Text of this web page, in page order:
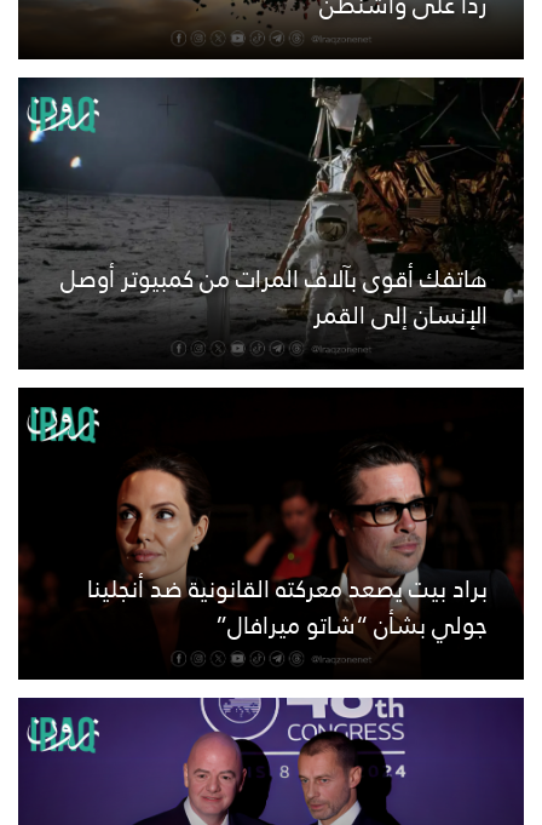
هاتفك أقوى بآلاف المرات من كمبيوتر أوصل
الإنسان إلى القمر
براد بيت يصعد معركته القانونية ضد أنجلينا
جولي بشأن “شاتو ميرافال”